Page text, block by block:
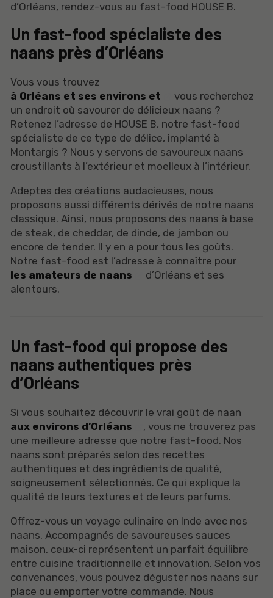
d’Orléans, rendez-vous au fast-food HOUSE B.
Un fast-food spécialiste des
naans près d’Orléans
Vous vous trouvez
à Orléans et ses environs et
vous recherchez
un endroit où savourer de délicieux naans ?
Retenez l’adresse de HOUSE B, notre fast-food
spécialiste de ce type de délice, implanté à
Montargis ? Nous y servons de savoureux naans
croustillants à l’extérieur et moelleux à l’intérieur.
Adeptes des créations audacieuses, nous
proposons aussi différents dérivés de notre naans
classique. Ainsi, nous proposons des naans à base
de steak, de cheddar, de dinde, de jambon ou
encore de tender. Il y en a pour tous les goûts.
Notre fast-food est l’adresse à connaître pour
les amateurs de naans
d’Orléans et ses
alentours.
Un fast-food qui propose des
naans authentiques près
d’Orléans
Si vous souhaitez découvrir le vrai goût de naan
aux environs d’Orléans
, vous ne trouverez pas
une meilleure adresse que notre fast-food. Nos
naans sont préparés selon des recettes
authentiques et des ingrédients de qualité,
soigneusement sélectionnés. Ce qui explique la
qualité de leurs textures et de leurs parfums.
Offrez-vous un voyage culinaire en Inde avec nos
naans. Accompagnés de savoureuses sauces
maison, ceux-ci représentent un parfait équilibre
entre cuisine traditionnelle et innovation. Selon vos
convenances, vous pouvez déguster nos naans sur
place ou emporter votre commande. Nous